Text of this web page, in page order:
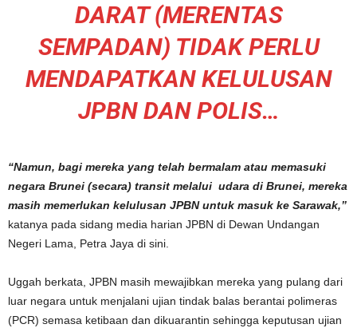
DARAT (MERENTAS
SEMPADAN) TIDAK PERLU
MENDAPATKAN KELULUSAN
JPBN DAN POLIS…
“Namun, bagi mereka yang telah bermalam atau memasuki
negara Brunei (secara) transit melalui udara di Brunei, mereka
masih memerlukan kelulusan JPBN untuk masuk ke Sarawak,”
katanya pada sidang media harian JPBN di Dewan Undangan
Negeri Lama, Petra Jaya di sini.
Uggah berkata, JPBN masih mewajibkan mereka yang pulang dari
luar negara untuk menjalani ujian tindak balas berantai polimeras
(PCR) semasa ketibaan dan dikuarantin sehingga keputusan ujian